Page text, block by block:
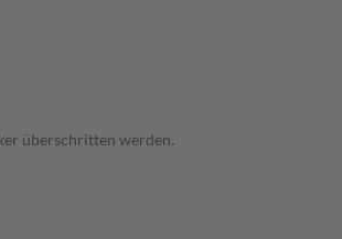
überschritten werden.